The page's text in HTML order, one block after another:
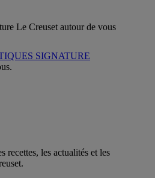
Le Creuset autour de vous
SIGNATURE
recettes, les actualités et les